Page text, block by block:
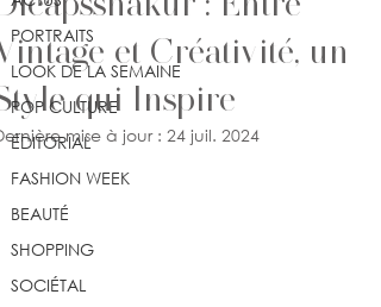
PORTRAITS
LOOK DE LA SEMAINE
POP CULTURE
ÉDITORIAL
FASHION WEEK
BEAUTÉ
SHOPPING
SOCIÉTAL
et Créativité, un
qui Inspire
mise à jour : 24 juil. 2024